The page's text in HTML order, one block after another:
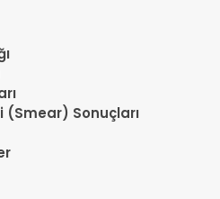
(Smear) Sonuçları